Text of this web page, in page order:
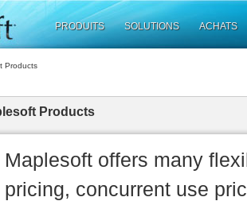
PRODUITS SOLUTIONS ACHATS
Products
Products
Maplesoft offers many
pricing, concurrent use